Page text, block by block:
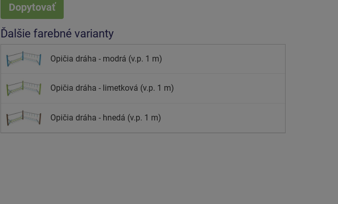
Dopytovať
Ďalšie farebné varianty
Opičia dráha - modrá (v.p. 1 m)
Opičia dráha - limetková (v.p. 1 m)
Opičia dráha - hnedá (v.p. 1 m)